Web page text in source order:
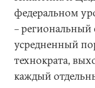
федеральном
– региональный
усредненный
технократа,
каждый